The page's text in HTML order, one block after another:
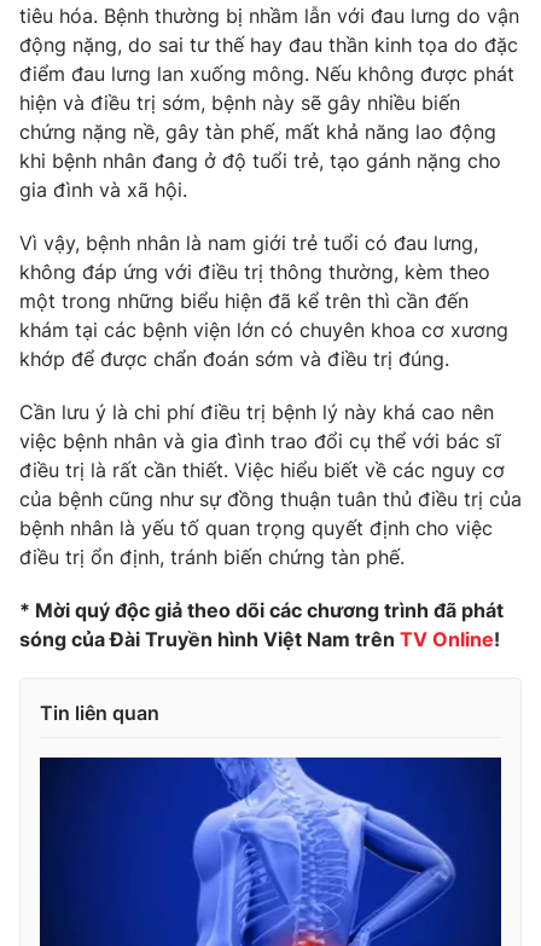
VTV Money VTV Thể thao
VTV Sức khoẻ Bất động sản
Thị trường 24h
VTV4 Vươn mình bằng AI
VTV9 VTV8
THỜI BÁO VTV
Theo dõi báo trên
Cơ quan chủ quản:
Giấy phép hoạt động báo in và báo điện tử số 483/GP-BTTTT
Vũ Thanh Thủy
Nguyễn Thị Mỹ Hạnh, Phạm Quốc Thắng,
024.38 355 931 - 024.38 355 932
tiêu hóa. Bệnh thường bị nhầm lẫn với đau lưng do vận
động nặng, do sai tư thế hay đau thần kinh tọa do đặc
điểm đau lưng lan xuống mông. Nếu không được phát
hiện và điều trị sớm, bệnh này sẽ gây nhiều biến
chứng nặng nề, gây tàn phế, mất khả năng lao động
khi bệnh nhân đang ở độ tuổi trẻ, tạo gánh nặng cho
gia đình và xã hội.
Vì vậy, bệnh nhân là nam giới trẻ tuổi có đau lưng,
không đáp ứng với điều trị thông thường, kèm theo
một trong những biểu hiện đã kể trên thì cần đến
khám tại các bệnh viện lớn có chuyên khoa cơ xương
khớp để được chẩn đoán sớm và điều trị đúng.
Cần lưu ý là chi phí điều trị bệnh lý này khá cao nên
việc bệnh nhân và gia đình trao đổi cụ thể với bác sĩ
điều trị là rất cần thiết. Việc hiểu biết về các nguy cơ
của bệnh cũng như sự đồng thuận tuân thủ điều trị của
bệnh nhân là yếu tố quan trọng quyết định cho việc
điều trị ổn định, tránh biến chứng tàn phế.
* Mời quý độc giả theo dõi các chương trình đã phát
sóng của Đài Truyền hình Việt Nam trên TV Online!
Tin liên quan